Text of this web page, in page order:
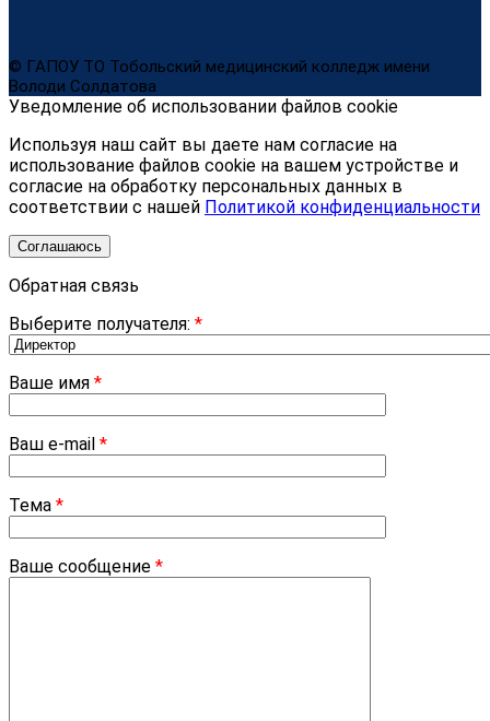
© ГАПОУ ТО Тобольский медицинский колледж имени
Володи Солдатова
Уведомление об использовании файлов cookie
Используя наш сайт вы даете нам согласие на
использование файлов cookie на вашем устройстве и
согласие на обработку персональных данных в
соответствии с нашей Политикой конфиденциальности
Соглашаюсь
Обратная связь
Выберите получателя: *
Ваше имя *
Ваш e-mail *
Тема *
Ваше сообщение *